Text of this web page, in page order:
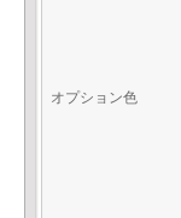
オプション色